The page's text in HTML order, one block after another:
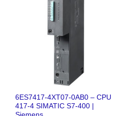
6ES7417-4XT07-0AB0 – CPU
417-4 SIMATIC S7-400 |